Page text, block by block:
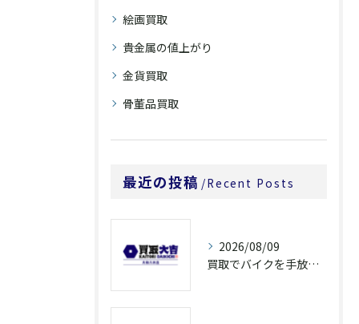
絵画買取
貴金属の値上がり
金貨買取
骨董品買取
最近の投稿 Recent Posts
2026/08/09
買取でバイクを手放すなら奈良県橿原市大和郡山市の高額査定ポイントを解説